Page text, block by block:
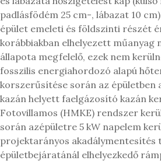
padlásfödém 25 cm-, lábazat 10
épület emeleti és földszinti részét
korábbiakban elhelyezett műanyag
állapota megfelelő, ezek nem
fosszilis energiahordozó alapú
korszerűsítése során az épületben
kazán helyett faelgázosító kazán
Fotovillamos (HMKE) rendszer
során azépületre 5 kW napelem
projektarányos akadálymentesítés
épületbejáratánál elhelyezkedő